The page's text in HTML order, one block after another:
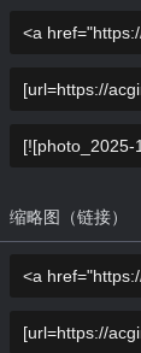
缩略图（链接）